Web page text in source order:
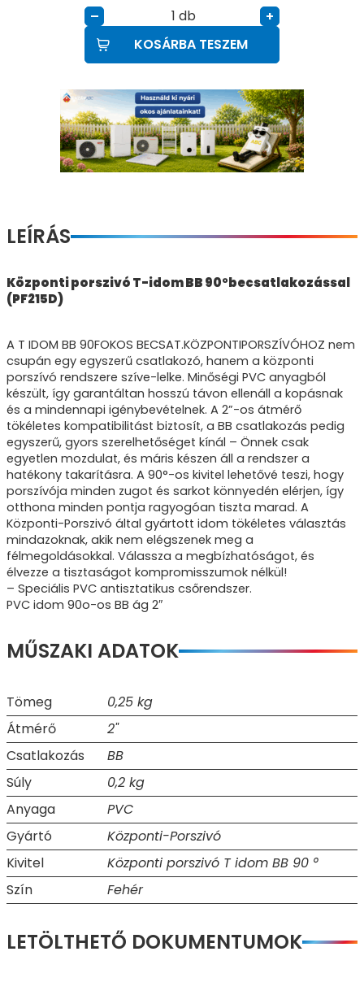
– db
+
KOSÁRBA TESZEM
LEÍRÁS
Központi porszivó T-idom BB 90°becsatlakozással
(PF215D)
A T IDOM BB 90FOKOS BECSAT.KÖZPONTIPORSZÍVÓHOZ nem
csupán egy egyszerű csatlakozó, hanem a központi
porszívó rendszere szíve-lelke. Minőségi PVC anyagból
készült, így garantáltan hosszú távon ellenáll a kopásnak
és a mindennapi igénybevételnek. A 2”-os átmérő
tökéletes kompatibilitást biztosít, a BB csatlakozás pedig
egyszerű, gyors szerelhetőséget kínál – Önnek csak
egyetlen mozdulat, és máris készen áll a rendszer a
hatékony takarításra. A 90°-os kivitel lehetővé teszi, hogy
porszívója minden zugot és sarkot könnyedén elérjen, így
otthona minden pontja ragyogóan tiszta marad. A
Központi-Porszivó által gyártott idom tökéletes választás
mindazoknak, akik nem elégszenek meg a
félmegoldásokkal. Válassza a megbízhatóságot, és
élvezze a tisztaságot kompromisszumok nélkül!
– Speciális PVC antisztatikus csőrendszer.
PVC idom 90o-os BB ág 2″
MŰSZAKI ADATOK
Tömeg
0,25 kg
Átmérő
2"
Csatlakozás
BB
Súly
0,2 kg
Anyaga
PVC
Gyártó
Központi-Porszivó
Kivitel
Központi porszivó T idom BB 90 °
Szín
Fehér
LETÖLTHETŐ DOKUMENTUMOK